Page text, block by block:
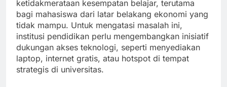
ketidakmerataan kesempatan belajar, terutama
bagi mahasiswa dari latar belakang ekonomi yang
tidak mampu. Untuk mengatasi masalah ini,
institusi pendidikan perlu mengembangkan inisiatif
dukungan akses teknologi, seperti menyediakan
laptop, internet gratis, atau hotspot di tempat
strategis di universitas.